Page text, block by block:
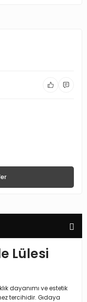
Lülesi
dayanımı ve estetik
tercihidir. Gıdaya